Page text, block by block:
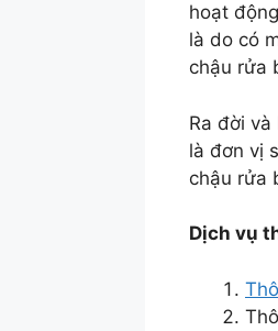
hoạt
là do có
chậu rửa
Ra đời
là đơn vị
chậu rửa
Dịch vụ